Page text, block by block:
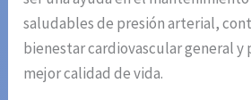
saludables de presión arterial,
bienestar cardiovascular general y
mejor calidad de vida.